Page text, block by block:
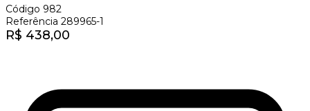
Código 982
Referência 289965-1
R$ 438,00